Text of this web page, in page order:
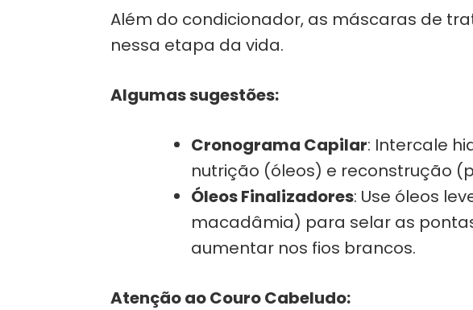
Além do condicionador, as máscaras de
nessa etapa da vida.
Algumas sugestões:
Cronograma Capilar: Intercale
nutrição (óleos) e reconstrução
Óleos Finalizadores: Use óleos
macadâmia) para selar as
aumentar nos fios brancos.
Atenção ao Couro Cabeludo: